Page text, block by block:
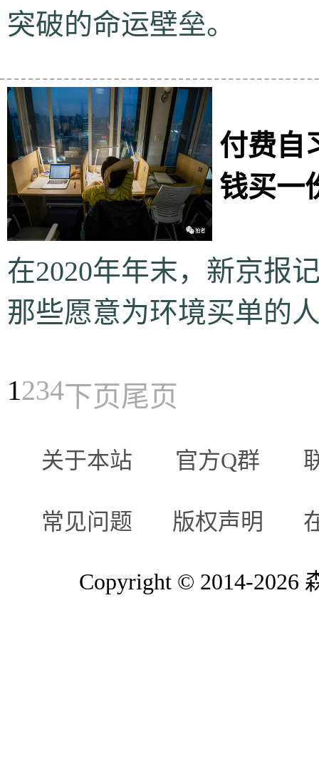
突破的命运壁垒。
付费自
钱买一
在2020年年末，新京报
那些愿意为环境买单的
1234下页尾页
关于本站 官方Q群
常见问题 版权声明
Copyright © 2014-2026